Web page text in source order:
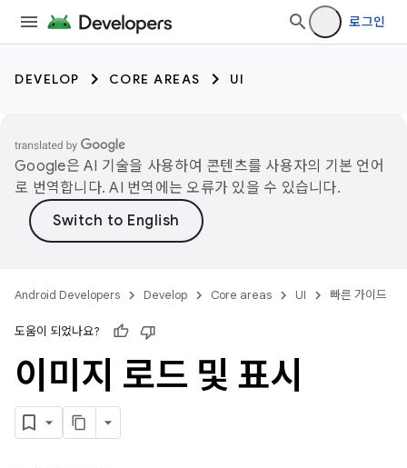
로그인
DEVELOP CORE AREAS UI
Google은 AI 기술을 사용하여 콘텐츠를 사용자의 기본 언어
로 번역합니다. AI 번역에는 오류가 있을 수 있습니다.
Android Developers Develop Core areas UI 빠른 가이드
도움이 되었나요?
이미지 로드 및 표시